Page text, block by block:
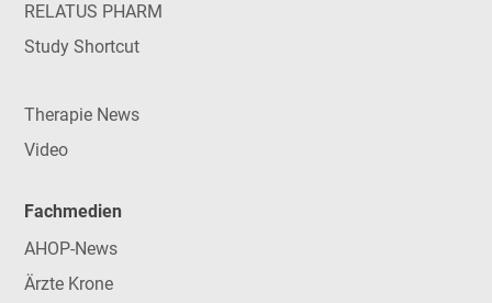
RELATUS PHARM
Study Shortcut
Therapie News
Video
Fachmedien
AHOP-News
Ärzte Krone